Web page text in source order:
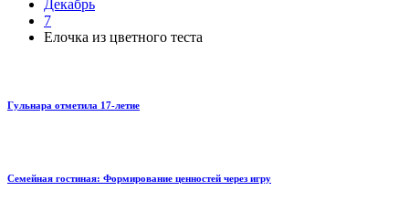
Декабрь
7
Елочка из цветного теста
Гульнара отметила 17‑летие
Семейная гостиная: Формирование ценностей через игру